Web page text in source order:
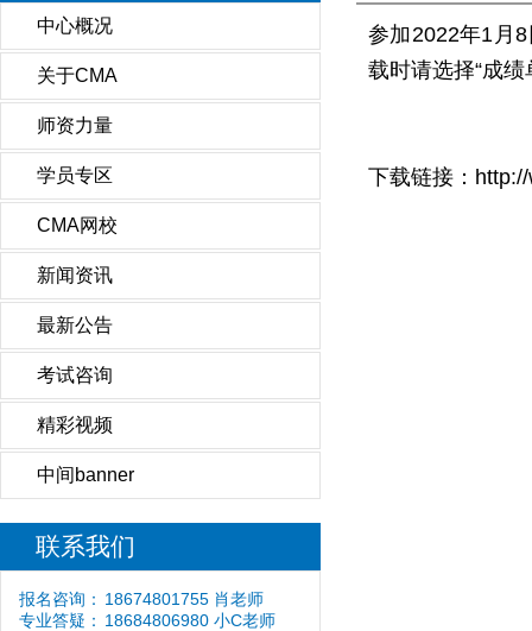
中心概况
关于CMA
师资力量
学员专区
CMA网校
新闻资讯
最新公告
考试咨询
精彩视频
中间banner
联系我们
报名咨询： 18674801755 肖老师
专业答疑： 18684806980 小C老师
参加2022年1月
载时请选择“成绩
下载链接：